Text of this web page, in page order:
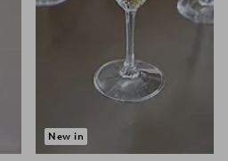
New in